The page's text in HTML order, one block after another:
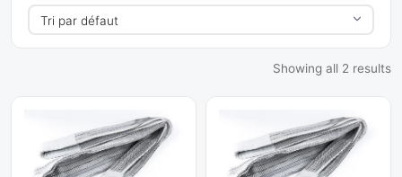
Showing all 2 results